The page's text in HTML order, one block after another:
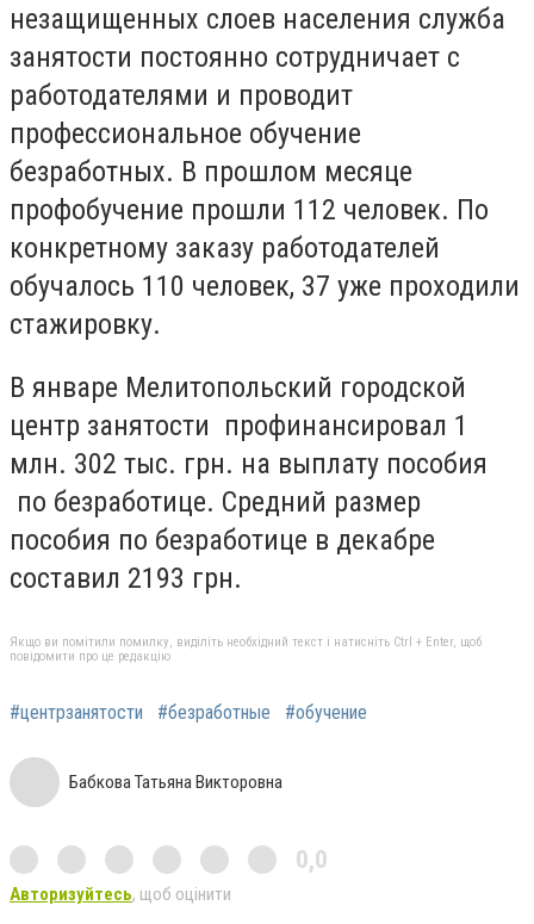
незащищенных слоев населения служба
занятости постоянно сотрудничает с
работодателями и проводит
профессиональное обучение
безработных. В прошлом месяце
профобучение прошли 112 человек. По
конкретному заказу работодателей
обучалось 110 человек, 37 уже проходили
стажировку.
В январе Мелитопольский городской
центр занятости профинансировал 1
млн. 302 тыс. грн. на выплату пособия
по безработице. Средний размер
пособия по безработице в декабре
составил 2193 грн.
Якщо ви помітили помилку, виділіть необхідний текст і натисніть Ctrl + Enter, щоб
повідомити про це редакцію
#центрзанятости #безработные #обучение
Бабкова Татьяна Викторовна
0,0
Авторизуйтесь, щоб оцінити